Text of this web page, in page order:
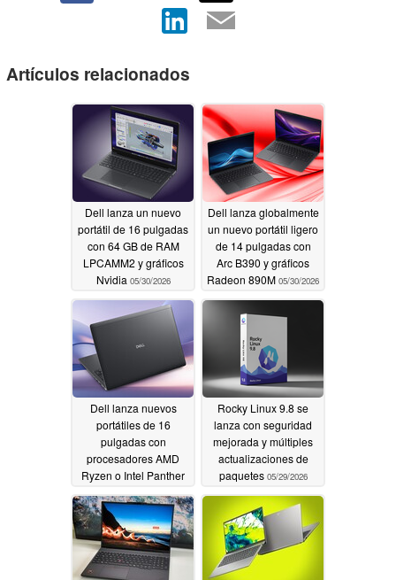
Artículos relacionados
Dell lanza un nuevo
portátil de 16 pulgadas
con 64 GB de RAM
LPCAMM2 y gráficos
Nvidia 05/30/2026
Dell lanza globalmente
un nuevo portátil ligero
de 14 pulgadas con
Arc B390 y gráficos
Radeon 890M 05/30/2026
Dell lanza nuevos
portátiles de 16
pulgadas con
procesadores AMD
Ryzen o Intel Panther
LPCAMM205/30/2026
Rocky Linux 9.8 se
lanza con seguridad
mejorada y múltiples
actualizaciones de
paquetes 05/29/2026